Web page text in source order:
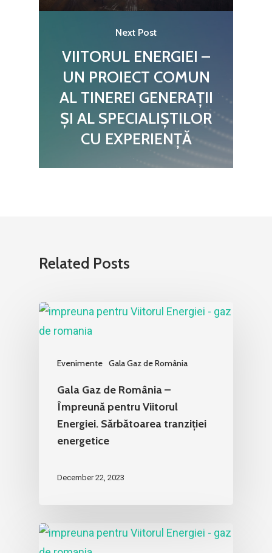
Next Post
VIITORUL ENERGIEI –
UN PROIECT COMUN
AL TINEREI GENERAȚII
ȘI AL SPECIALIȘTILOR
CU EXPERIENȚĂ
Related Posts
Evenimente Gala Gaz de România
Gala Gaz de România –
Împreună pentru Viitorul
Energiei. Sărbătoarea tranziției
energetice
December 22, 2023